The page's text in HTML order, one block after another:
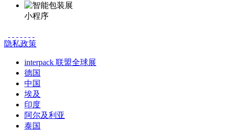
小程序
隐私政策
interpack 联盟全球展
德国
中国
埃及
印度
阿尔及利亚
泰国